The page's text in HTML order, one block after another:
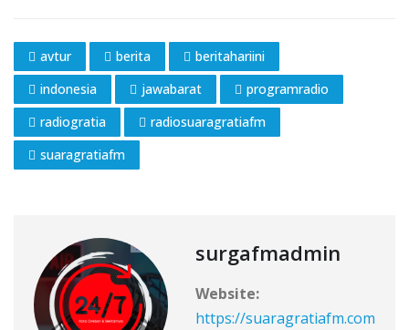
avtur berita
beritahariini
indonesia
jawabarat
programradio
radiogratia
radiosuaragratiafm
suaragratiafm
surgafmadmin
Website:
https://suaragratiafm.com